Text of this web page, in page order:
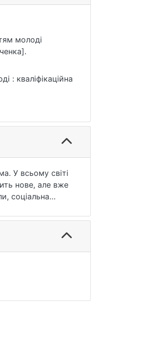
молоді
: кваліфікаційна
У всьому світі
нове, але вже
соціальна
репутації